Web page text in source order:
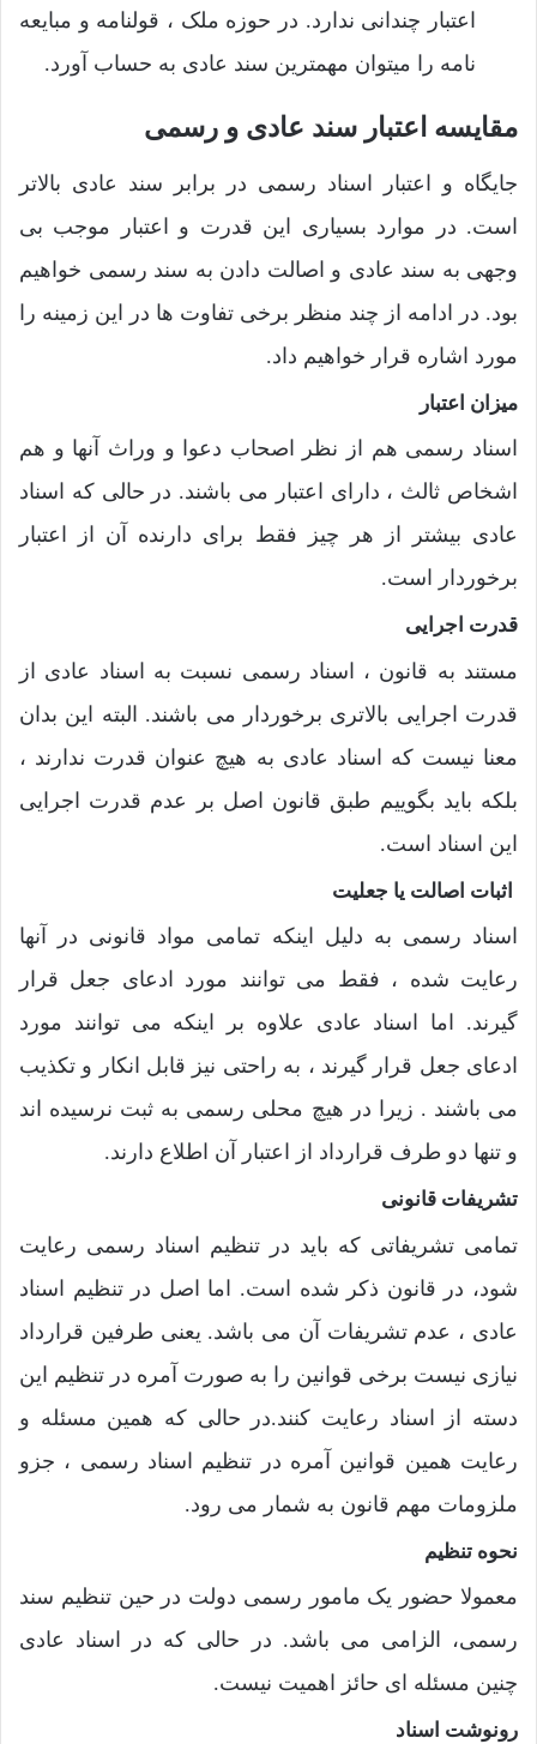
اعتبار چندانی ندارد. در حوزه ملک ، قولنامه و مبایعه
نامه را میتوان مهمترین سند عادی به حساب آورد.
مقایسه اعتبار سند عادی و رسمی
جایگاه و اعتبار اسناد رسمی در برابر سند عادی بالاتر
است. در موارد بسیاری این قدرت و اعتبار موجب بی
وجهی به سند عادی و اصالت دادن به سند رسمی خواهیم
بود. در ادامه از چند منظر برخی تفاوت ها در این زمینه را
مورد اشاره قرار خواهیم داد.
میزان اعتبار
اسناد رسمی هم از نظر اصحاب دعوا و وراث آنها و هم
اشخاص ثالث ، دارای اعتبار می باشند. در حالی که اسناد
عادی بیشتر از هر چیز فقط برای دارنده آن از اعتبار
برخوردار است.
قدرت اجرایی
مستند به قانون ، اسناد رسمی نسبت به اسناد عادی از
قدرت اجرایی بالاتری برخوردار می باشند. البته این بدان
معنا نیست که اسناد عادی به هیچ عنوان قدرت ندارند ،
بلکه باید بگوییم طبق قانون اصل بر عدم قدرت اجرایی
این اسناد است.
اثبات اصالت یا جعلیت
اسناد رسمی به دلیل اینکه تمامی مواد قانونی در آنها
رعایت شده ، فقط می توانند مورد ادعای جعل قرار
گیرند. اما اسناد عادی علاوه بر اینکه می توانند مورد
ادعای جعل قرار گیرند ، به راحتی نیز قابل انکار و تکذیب
می باشند . زیرا در هیچ محلی رسمی به ثبت نرسیده اند
و تنها دو طرف قرارداد از اعتبار آن اطلاع دارند.
تشریفات قانونی
تمامی تشریفاتی که باید در تنظیم اسناد رسمی رعایت
شود، در قانون ذکر شده است. اما اصل در تنظیم اسناد
عادی ، عدم تشریفات آن می باشد. یعنی طرفین قرارداد
نیازی نیست برخی قوانین را به صورت آمره در تنظیم این
دسته از اسناد رعایت کنند.در حالی که همین مسئله و
رعایت همین قوانین آمره در تنظیم اسناد رسمی ، جزو
ملزومات مهم قانون به شمار می رود.
نحوه تنظیم
معمولا حضور یک مامور رسمی دولت در حین تنظیم سند
رسمی، الزامی می باشد. در حالی که در اسناد عادی
چنین مسئله ای حائز اهمیت نیست.
رونوشت اسناد